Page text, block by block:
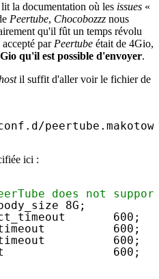
la documentation où les issues «
Peertube, Chocobozzz nous
qu'il fût un temps révolu
par Peertube était de 4Gio,
qu'il est possible d'envoyer.
il suffit d'aller voir le fichier de
.d /peertube
ici :
does not
8G;
600;
600;
600;
600;